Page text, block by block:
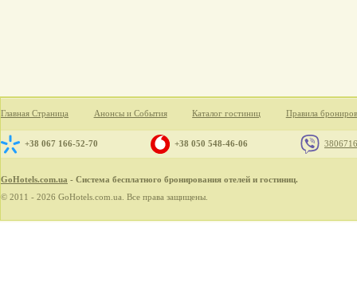
Главная Страница Анонсы и События Каталог гостиниц Правила
+38 067 166-52-70 +38 050 548-46-06
GoHotels.com.ua - Система бесплатного бронирования отелей и гостиниц.
© 2011 - 2026 GoHotels.com.ua. Все права защищены.